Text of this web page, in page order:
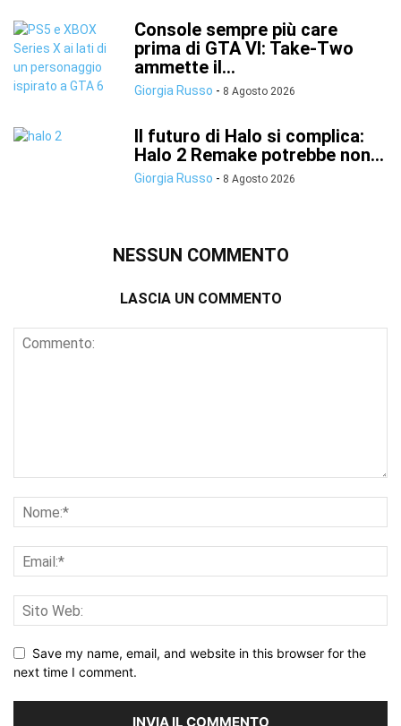
Console sempre più care
prima di GTA VI: Take-Two
ammette il...
Giorgia Russo - 8 Agosto 2026
Il futuro di Halo si complica:
Halo 2 Remake potrebbe non...
Giorgia Russo - 8 Agosto 2026
NESSUN COMMENTO
LASCIA UN COMMENTO
Save my name, email, and website in this browser for the
next time I comment.